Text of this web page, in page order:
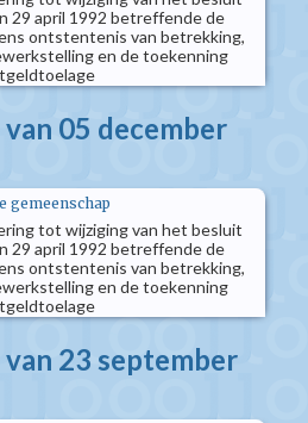
29 april 1992 betreffende de
ontstentenis van betrekking,
en de toekenning
05 december
gemeenschap
tot wijziging van het besluit
29 april 1992 betreffende de
ontstentenis van betrekking,
en de toekenning
23 september